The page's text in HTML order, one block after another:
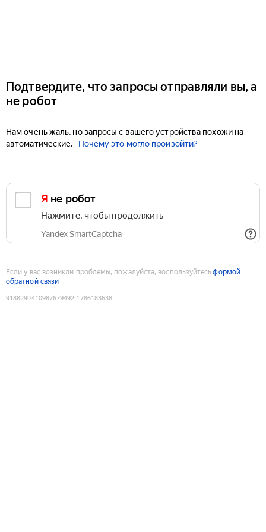
Подтвердите, что запросы отправляли вы, а
не робот
Нам очень жаль, но запросы с вашего устройства похожи на
автоматические.
Почему это могло произойти?
Я не робот
Нажмите, чтобы продолжить
Yandex SmartCaptcha
Если у вас возникли проблемы, пожалуйста, воспользуйтесьформой
обратной связи
9188290410987679492:1786183638